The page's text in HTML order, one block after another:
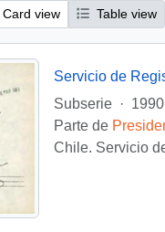
Card view Table view
Servicio de
Subserie
·
Parte de
Chile. Servicio